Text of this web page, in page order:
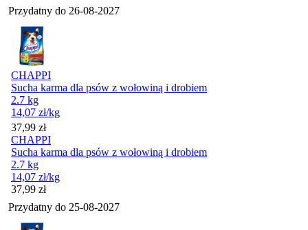
Przydatny do 26-08-2027
CHAPPI
Sucha karma dla psów z wołowiną i drobiem
2.7 kg
14,07 zł/kg
Cena
37,99 zł
CHAPPI
Sucha karma dla psów z wołowiną i drobiem
2.7 kg
14,07 zł/kg
Cena
37,99 zł
Przydatny do 25-08-2027